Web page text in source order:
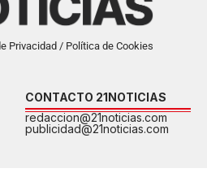
Privacidad / Política de Cookies
CONTACTO 21NOTICIAS
redaccion@21noticias.com
publicidad@21noticias.com